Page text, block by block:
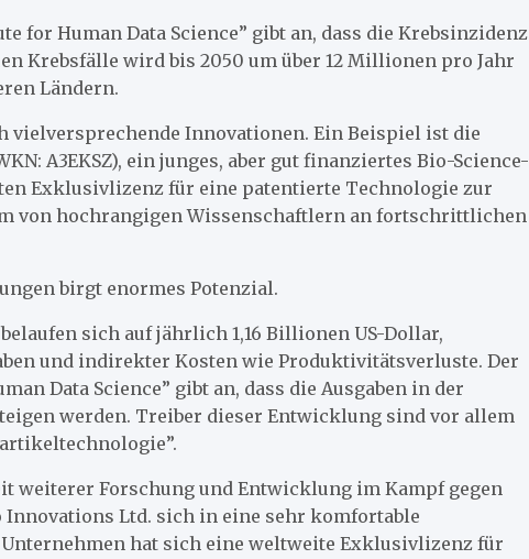
for Human Data Science” gibt an, dass die Krebsinzidenz
Krebsfälle wird bis 2050 um über 12 Millionen pro Jahr
Ländern.
vielversprechende Innovationen. Ein Beispiel ist die
A3EKSZ), ein junges, aber gut finanziertes Bio-Science-
Exklusivlizenz für eine patentierte Technologie zur
von hochrangigen Wissenschaftlern an fortschrittlichen
birgt enormes Potenzial.
sich auf jährlich 1,16 Billionen US-Dollar,
und indirekter Kosten wie Produktivitätsverluste. Der
Data Science” gibt an, dass die Ausgaben in der
werden. Treiber dieser Entwicklung sind vor allem
weiterer Forschung und Entwicklung im Kampf gegen
Ltd. sich in eine sehr komfortable
hat sich eine weltweite Exklusivlizenz für